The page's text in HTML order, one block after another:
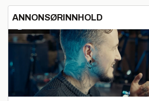
ANNONSØRINNHOLD